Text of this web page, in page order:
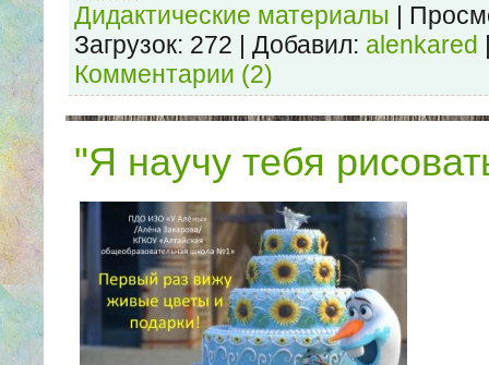
Дидактические материалы |
Загрузок: 272 | Добавил: alenkared
Комментарии (2)
"Я научу тебя